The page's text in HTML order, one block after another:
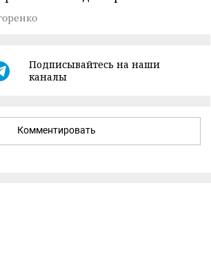
Подписывайтесь на наши
каналы
Комментировать